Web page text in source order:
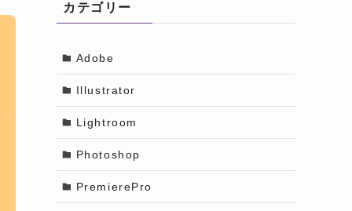
カテゴリー
Adobe
Illustrator
Lightroom
Photoshop
PremierePro